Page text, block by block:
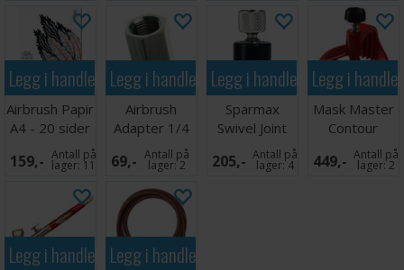
Legg i handlekurven
Airbrush Papir
A4 - 20 sider
159,- Antall på
lager: 11
Legg i handlekurven
Airbrush
Adapter 1/4
Female - 1/4
Female
69,- Antall på
lager:2
Legg i handlekurven
Sparmax
Swivel Joint
205,- Antall på
lager:4
Legg i
Mask Master
Contour
Cutter
449,- Antall på
lager:2
Legg i handlekurvenLegg i handlekurven